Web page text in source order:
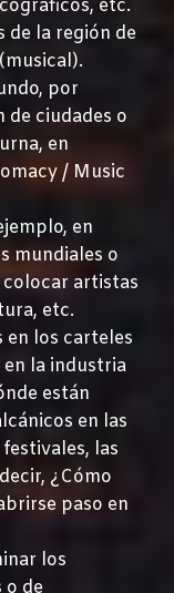
etc.
de la región de
por
de ciudades o
en
/ Music
en
mundiales o
colocar artistas
etc.
en los carteles
en la industria
están
en las
las
¿Cómo
paso en
los
o de